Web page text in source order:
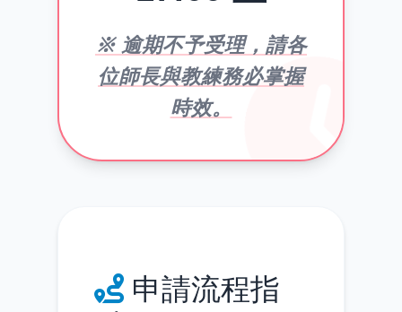
※ 逾期不予受理，請各
位師長與教練務必掌握
時效。
申請流程指